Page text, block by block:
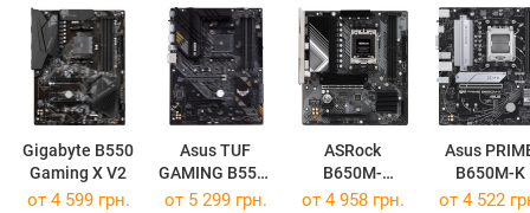
Gigabyte B550
Gaming X V2
Asus TUF
GAMING B550-
PLUS
ASRock
B650M-
HDV/M.2
Asus
B650M-K
от 4 599 грн. от 5 299 грн. от 4 958 грн. от 4 522